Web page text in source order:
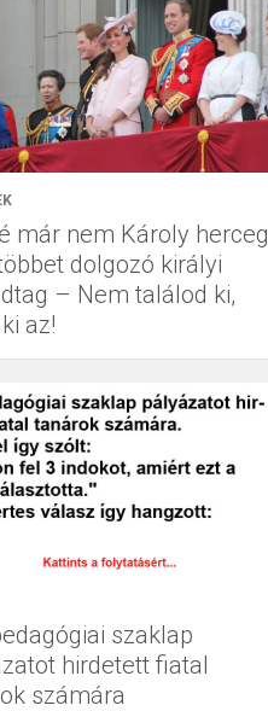
már nem Károly herceg
dolgozó királyi
– Nem találod ki,
az!
szaklap
hirdetett fiatal
számára